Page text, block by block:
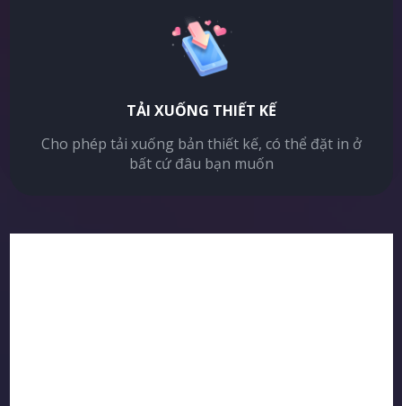
TẢI XUỐNG THIẾT KẾ
Cho phép tải xuống bản thiết kế, có thể đặt in ở
bất cứ đâu bạn muốn